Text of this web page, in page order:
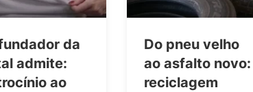
da
admite:
ao
Do pneu velho
ao asfalto novo:
reciclagem